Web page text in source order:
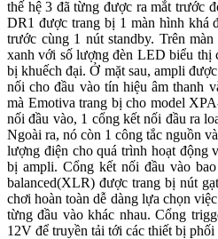
thế hệ 3 đã từng được ra mắt trước
DR1 được trang bị 1 màn hình khá
trước cùng 1 nút standby. Trên
xanh với số lượng đèn LED biểu thị
bị khuếch đại. Ở mặt sau, ampli
nối cho đầu vào tín hiệu âm thanh
mà Emotiva trang bị cho model
nối đầu vào, 1 cổng kết nối đầu ra
Ngoài ra, nó còn 1 công tắc nguồn
lượng điện cho quá trình hoạt động
bị ampli. Cổng kết nối đầu vào
balanced(XLR) được trang bị nút
chơi hoàn toàn dễ dàng lựa chọn
từng đầu vào khác nhau. Cổng
12V để truyền tải tới các thiết bị phối